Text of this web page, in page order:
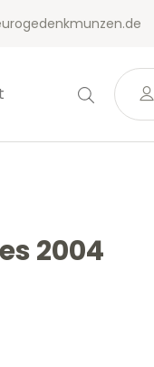
2004